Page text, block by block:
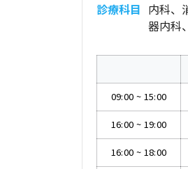
診療科目 内科、
器内科
09:00 ~ 15:00
16:00 ~ 19:00
16:00 ~ 18:00